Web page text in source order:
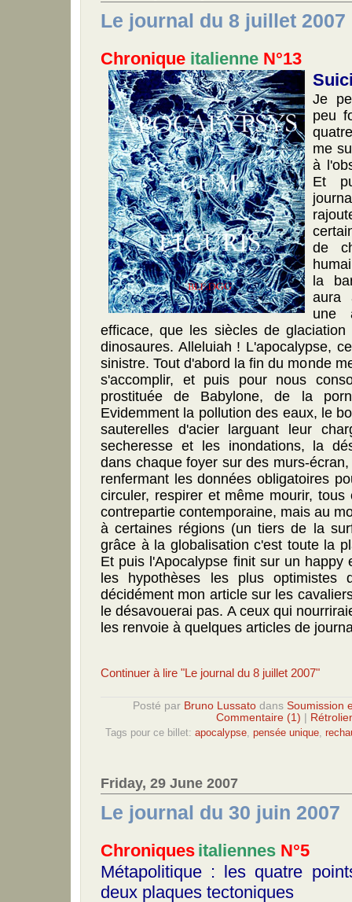
Le journal du 8 juillet 2007
Chronique italienne N°13
Je
peu
me
à
Et
de
la
aura
une
efficace, que les siècles de
dinosaures. Alleluiah ! L'apocalypse,
sinistre. Tout d'abord la fin du monde
s'accomplir, et puis pour nous
prostituée de Babylone, de la
Evidemment la pollution des eaux, le
sauterelles d'acier larguant leur
secheresse et les inondations, la
dans chaque foyer sur des murs-
renfermant les données obligatoires
circuler, respirer et même mourir,
contrepartie contemporaine, mais au
à certaines régions (un tiers de la
grâce à la globalisation c'est toute la
Et puis l'Apocalypse finit sur un happy
les hypothèses les plus optimistes
décidément mon article sur les
le désavouerai pas. A ceux qui
les renvoie à quelques articles de
Continuer à lire "Le journal du 8 juillet 2007"
Posté par Bruno Lussatodans Soumission
Commentaire (1)
Tags pour ce billet: apocalypse pensée unique
Friday, 29 June 2007
Le journal du 30 juin 2007
Chroniques italiennes N°5
Métapolitique : les quatre
deux plaques tectoniques